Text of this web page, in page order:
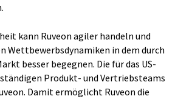
kann Ruveon agiler handeln und
Wettbewerbsdynamiken in dem durch
besser begegnen. Die für das US-
Produkt- und Vertriebsteams
Damit ermöglicht Ruveon die